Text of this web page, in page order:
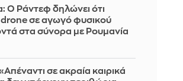
Ο Ράντεφ δηλώνει ότι
σε αγωγό φυσικού
στα σύνορα με Ρουμανία
σε ακραία καιρικά